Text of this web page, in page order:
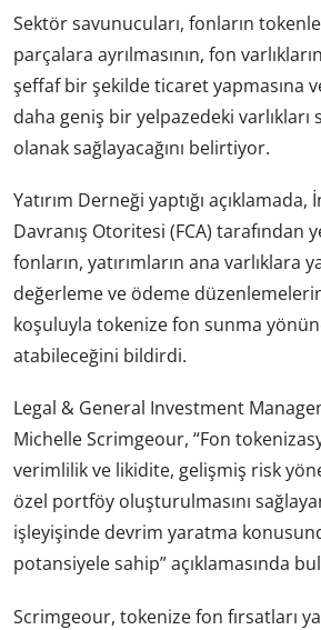
Sektör savunucuları, fonların
parçalara ayrılmasının, fon
şeffaf bir şekilde ticaret yapmasına
daha geniş bir yelpazedeki varlıkları
olanak sağlayacağını belirtiyor.
Yatırım Derneği yaptığı açıklamada,
Davranış Otoritesi (FCA) tarafından
fonların, yatırımların ana varlıklara
değerleme ve ödeme
koşuluyla tokenize fon sunma
atabileceğini bildirdi.
Legal & General Investment
Michelle Scrimgeour, “Fon
verimlilik ve likidite, gelişmiş risk
özel portföy oluşturulmasını
işleyişinde devrim yaratma
potansiyele sahip” açıklamasında
Scrimgeour, tokenize fon fırsatları